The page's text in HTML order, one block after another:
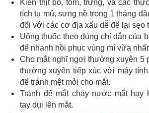
Kiên thịt bò, tôm, trứng, và các
tích tụ mủ, sưng nề trong 1 tháng
đối với các cơ địa xấu dễ để lại sẹo
Uống thuốc theo đúng chỉ dẫn của
để nhanh hồi phục vùng mí vừa
Cho mắt nghĩ ngơi thường xuyên 5
thường xuyên tiếp xúc với máy
để tránh mệt mỏi cho mắt.
Tránh để mắt chảy nước mắt hay
tay dụi lên mắt.